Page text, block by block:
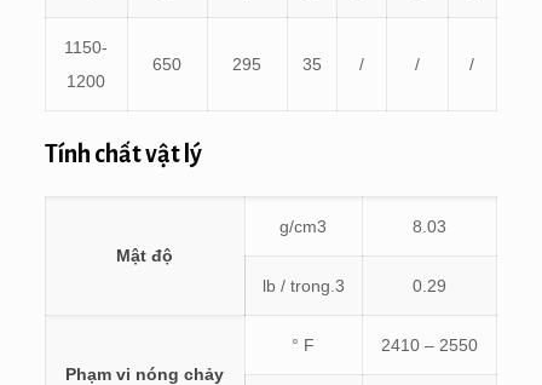
1150-
1200
650 295 35 / / /
Tính chất vật lý
Mật độ
g/cm3 8.03
lb / trong. 3 0.29
Phạm vi nóng chảy
° F 2410 – 2550